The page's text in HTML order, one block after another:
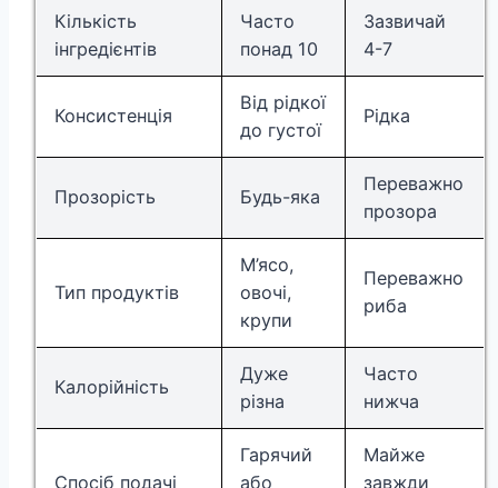
Кількість
інгредієнтів
Часто
понад 10
Зазвичай
4-7
Консистенція
Від рідкої
до густої
Рідка
Прозорість Будь-яка
Переважно
прозора
Тип продуктів
М’ясо,
овочі,
крупи
Переважно
риба
Калорійність
Дуже
різна
Часто
нижча
Спосіб подачі
Гарячий
або
Майже
завжди